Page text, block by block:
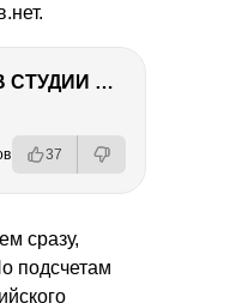
КАК СНИМАТЬ В СТУДИИ СО ВСПЫШКАМИ
37
сразу,
подсчетам